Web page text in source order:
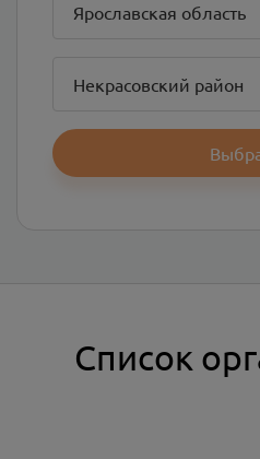
Ярославская область
Некрасовский район
Список